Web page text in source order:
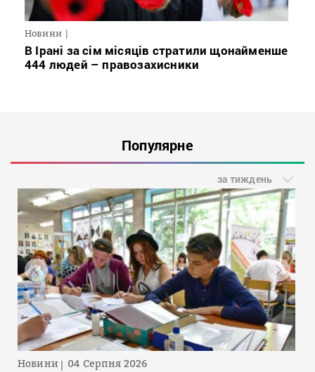
Новини
В Ірані за сім місяців стратили щонайменше
444 людей – правозахисники
Популярне
за тиждень
Новини 04 Серпня 2026